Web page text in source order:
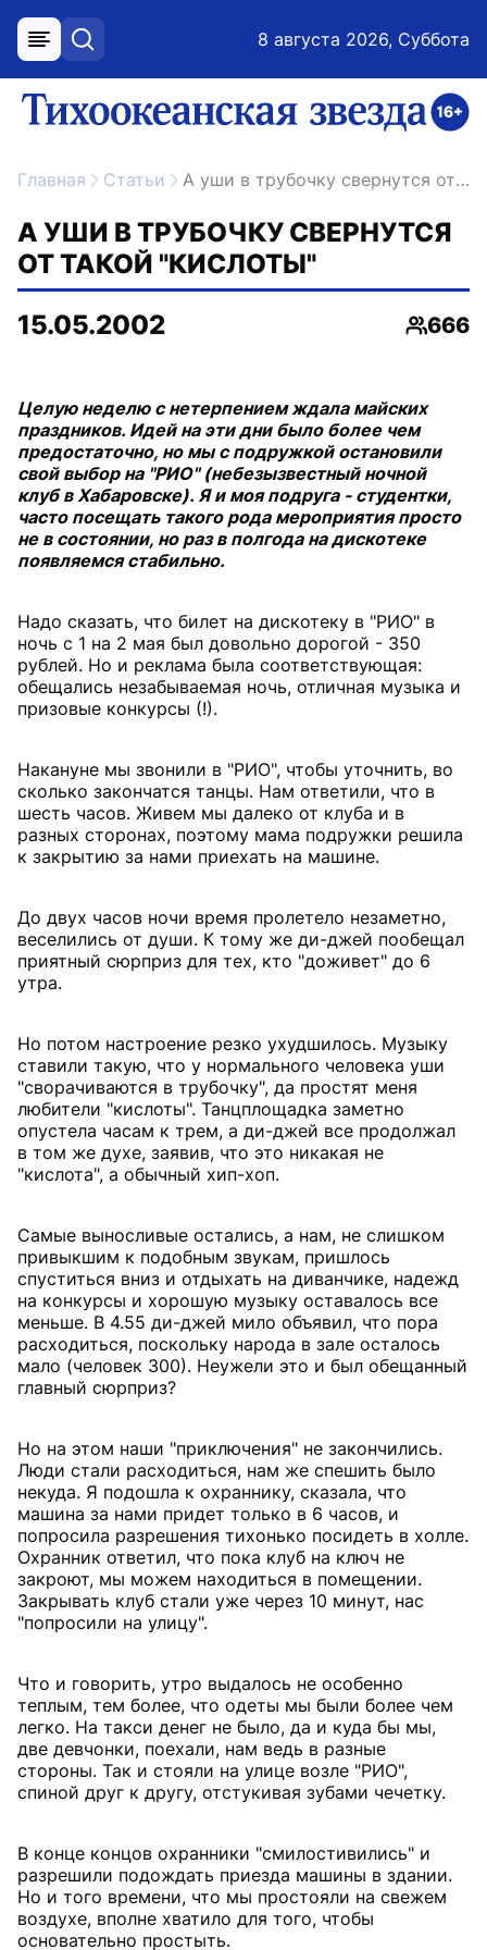
меню поиск 8 августа 2026, Суббота
ссылка на главную
Главная Статьи А уши в трубочку свернутся от такой "кислоты"
А УШИ В ТРУБОЧКУ СВЕРНУТСЯ
ОТ ТАКОЙ "КИСЛОТЫ"
15.05.2002
666
Целую неделю с нетерпением ждала майских
праздников. Идей на эти дни было более чем
предостаточно, но мы с подружкой остановили
свой выбор на "РИО" (небезызвестный ночной
клуб в Хабаровске). Я и моя подруга - студентки,
часто посещать такого рода мероприятия просто
не в состоянии, но раз в полгода на дискотеке
появляемся стабильно.
Надо сказать, что билет на дискотеку в "РИО" в
ночь с 1 на 2 мая был довольно дорогой - 350
рублей. Но и реклама была соответствующая:
обещались незабываемая ночь, отличная музыка и
призовые конкурсы (!).
Накануне мы звонили в "РИО", чтобы уточнить, во
сколько закончатся танцы. Нам ответили, что в
шесть часов. Живем мы далеко от клуба и в
разных сторонах, поэтому мама подружки решила
к закрытию за нами приехать на машине.
До двух часов ночи время пролетело незаметно,
веселились от души. К тому же ди-джей пообещал
приятный сюрприз для тех, кто "доживет" до 6
утра.
Но потом настроение резко ухудшилось. Музыку
ставили такую, что у нормального человека уши
"сворачиваются в трубочку", да простят меня
любители "кислоты". Танцплощадка заметно
опустела часам к трем, а ди-джей все продолжал
в том же духе, заявив, что это никакая не
"кислота", а обычный хип-хоп.
Самые выносливые остались, а нам, не слишком
привыкшим к подобным звукам, пришлось
спуститься вниз и отдыхать на диванчике, надежд
на конкурсы и хорошую музыку оставалось все
меньше. В 4.55 ди-джей мило объявил, что пора
расходиться, поскольку народа в зале осталось
мало (человек 300). Неужели это и был обещанный
главный сюрприз?
Но на этом наши "приключения" не закончились.
Люди стали расходиться, нам же спешить было
некуда. Я подошла к охраннику, сказала, что
машина за нами придет только в 6 часов, и
попросила разрешения тихонько посидеть в холле.
Охранник ответил, что пока клуб на ключ не
закроют, мы можем находиться в помещении.
Закрывать клуб стали уже через 10 минут, нас
"попросили на улицу".
Что и говорить, утро выдалось не особенно
теплым, тем более, что одеты мы были более чем
легко. На такси денег не было, да и куда бы мы,
две девчонки, поехали, нам ведь в разные
стороны. Так и стояли на улице возле "РИО",
спиной друг к другу, отстукивая зубами чечетку.
В конце концов охранники "смилостивились" и
разрешили подождать приезда машины в здании.
Но и того времени, что мы простояли на свежем
воздухе, вполне хватило для того, чтобы
основательно простыть.